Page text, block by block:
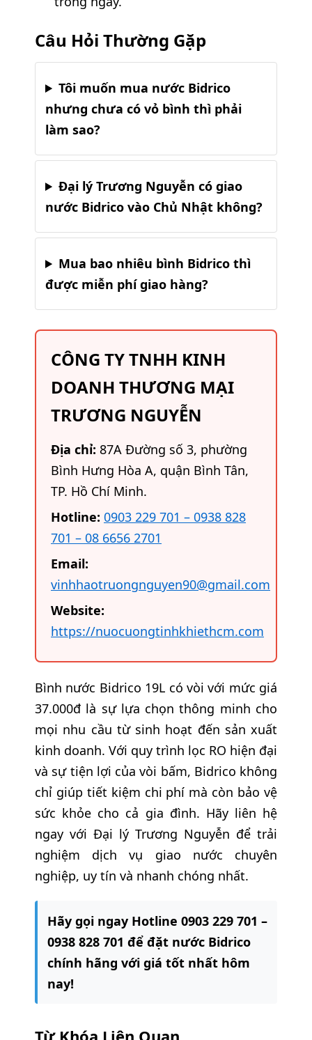
Câu Hỏi Thường Gặp
Tôi muốn mua nước Bidrico
nhưng chưa có vỏ bình thì phải
làm sao?
Đại lý Trương Nguyễn có giao
nước Bidrico vào Chủ Nhật không?
Mua bao nhiêu bình Bidrico thì
được miễn phí giao hàng?
CÔNG TY TNHH KINH
DOANH THƯƠNG MẠI
TRƯƠNG NGUYỄN
Địa chỉ: 87A Đường số 3, phường
Bình Hưng Hòa A, quận Bình Tân,
TP. Hồ Chí Minh.
Hotline: 0903 229 701 – 0938 828
701 – 08 6656 2701
Email:
vinhhaotruongnguyen90@gmail.com
Website:
https://nuocuongtinhkhiethcm.com
Bình nước Bidrico 19L có vòi với mức giá
37.000đ là sự lựa chọn thông minh cho
mọi nhu cầu từ sinh hoạt đến sản xuất
kinh doanh. Với quy trình lọc RO hiện đại
và sự tiện lợi của vòi bấm, Bidrico không
chỉ giúp tiết kiệm chi phí mà còn bảo vệ
sức khỏe cho cả gia đình. Hãy liên hệ
ngay với Đại lý Trương Nguyễn để trải
nghiệm dịch vụ giao nước chuyên
nghiệp, uy tín và nhanh chóng nhất.
Hãy gọi ngay Hotline 0903 229 701 –
0938 828 701 để đặt nước Bidrico
chính hãng với giá tốt nhất hôm
nay!
Từ Khóa Liên Quan